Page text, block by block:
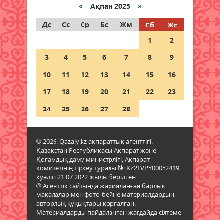
05 тамыз 2026 ж. 136
қаржыландыруды қадағалайтын
платформа іске қосылды
05 тамыз 2026 ж.
Қазгидромет тамызда кей
өңірлерде құрғақшылық қаупі
жоғары екенін болжады
05 тамыз 2026 ж. 125
Қазақстанның үш қаласында
жүргізушісіз көліктер сынақтан
өткізіледі
05 тамыз 2026 ж. 127
Жел күшейіп, найзағай ойнайды:
Синоптиктер алдағы күндері ауа
« Ақпан 2025 »
Дс
Сс Ср Бс Жм Сб
Жс
1
2
3
4 5 6 7 8
9
10
11 12 13 14 15
16
17
18 19 20 21 22
23
24
25 26 27 28
© 2026. Qazaly.kz ақпараттық агенттігі.
Қазақстан Республикасы Ақпарат және
Қоғамдық даму министрлігі, Ақпарат
комитетінің тіркеу туралы № KZ21VPY00052419
куәлігі 21.07.2022 жылы берілген.
® Агенттік сайтында жарияланған барлық
мақалалар мен фото-бейне материалдардың
авторлық құқықтары қорғалған.
Материалдарды пайдаланған жағдайда сілтеме